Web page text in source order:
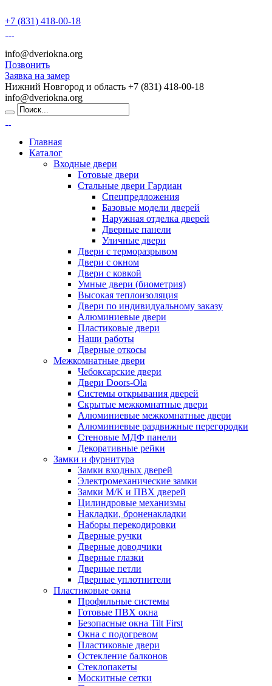
+7 (831) 418-00-18
info@dveriokna.org
Позвонить
Заявка на замер
Нижний Новгород и область +7 (831) 418-00-18
info@dveriokna.org
Главная
Каталог
Входные двери
Готовые двери
Стальные двери Гардиан
Спецпредложения
Базовые модели дверей
Наружная отделка дверей
Дверные панели
Уличные двери
Двери с терморазрывом
Двери с окном
Двери с ковкой
Умные двери (биометрия)
Высокая теплоизоляция
Двери по индивидуальному заказу
Алюминиевые двери
Пластиковые двери
Наши работы
Дверные откосы
Межкомнатные двери
Чебоксарские двери
Двери Doors-Ola
Системы открывания дверей
Скрытые межкомнатные двери
Алюминиевые межкомнатные двери
Алюминиевые раздвижные перегородки
Стеновые МДФ панели
Декоративные рейки
Замки и фурнитура
Замки входных дверей
Электромеханические замки
Замки М/К и ПВХ дверей
Цилиндровые механизмы
Накладки, броненакладки
Наборы перекодировки
Дверные ручки
Дверные доводчики
Дверные глазки
Дверные петли
Дверные уплотнители
Пластиковые окна
Профильные системы
Готовые ПВХ окна
Безопасные окна Tilt First
Окна с подогревом
Пластиковые двери
Остекление балконов
Стеклопакеты
Москитные сетки